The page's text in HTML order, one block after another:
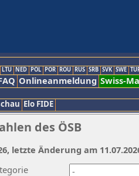
LTU NED POL POR ROU RUS SRB SVK SWE
Onlineanmeldung Swiss-
Elo FIDE
des ÖSB
letzte Änderung am